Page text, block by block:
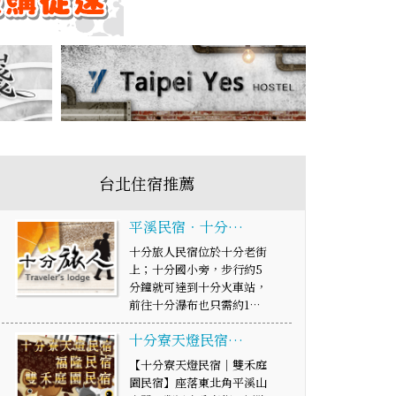
台北住宿推薦
平溪民宿．十分…
十分旅人民宿位於十分老街
上；十分國小旁，步行約5
分鐘就可達到十分火車站，
前往十分瀑布也只需約1…
十分寮天燈民宿…
【十分寮天燈民宿｜雙禾庭
園民宿】座落東北角平溪山